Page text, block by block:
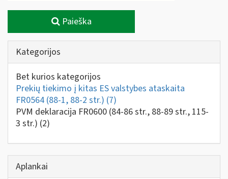
Paieška
Kategorijos
Bet kurios kategorijos
Prekių tiekimo į kitas ES valstybes ataskaita
FR0564 (88-1, 88-2 str.) (7)
PVM deklaracija FR0600 (84-86 str., 88-89 str., 115-
3 str.) (2)
Aplankai